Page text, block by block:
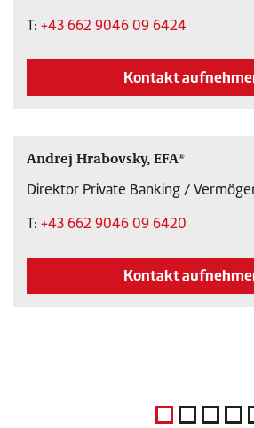
T: +43 662 9046 09 6424
Kontakt
Andrej Hrabovsky, EFA®
Direktor Private Banking /
T: +43 662 9046 09 6420
Kontakt